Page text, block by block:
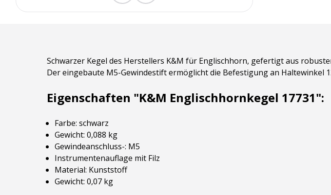
Schwarzer Kegel des Herstellers K&M für Englischhorn, gefertigt aus
Der eingebaute M5-Gewindestift ermöglicht die Befestigung an Haltewinkel
Eigenschaften "K&M Englischhornkegel 17731":
Farbe: schwarz
Gewicht: 0,088 kg
Gewindeanschluss-: M5
Instrumentenauflage mit Filz
Material: Kunststoff
Gewicht: 0,07 kg